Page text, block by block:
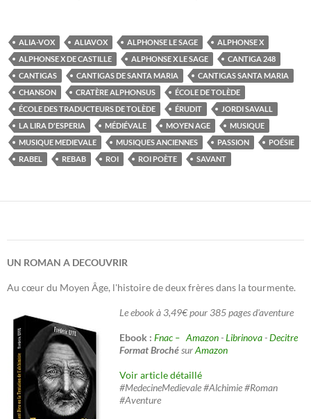
ALIA-VOX ALIAVOX ALPHONSE LE SAGE
ALPHONSE X
ALPHONSE X DE CASTILLE
ALPHONSE X LE SAGE
CANTIGA 248
CANTIGAS
CANTIGAS DE SANTA MARIA
CANTIGAS SANTA MARIA
CHANSON
CRATÈRE ALPHONSUS
ÉCOLE DE TOLÈDE
ÉCOLE DES TRADUCTEURS DE TOLÈDE
ÉRUDIT
JORDI SAVALL
LA LIRA D'ESPERIA
MÉDIÉVALE MOYEN AGE
MUSIQUE
MUSIQUE MEDIEVALE
MUSIQUES ANCIENNES PASSION
POÉSIE
RABEL
REBAB ROI ROI POÈTE SAVANT
UN ROMAN A DECOUVRIR
Au cœur du Moyen Âge, l'histoire de deux frères dans la tourmente.
Le ebook à 3,49€ pour 385 pages d'aventure
Ebook : Fnac – Amazon-Librinova-Decitre
Format BrochésurAmazon
Voir article détaillé
#MedecineMedievale #Alchimie #Roman
#Aventure